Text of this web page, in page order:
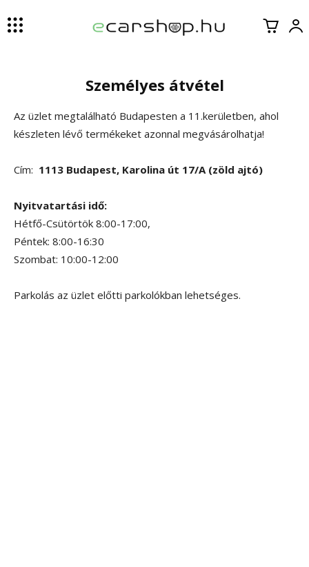
Személyes átvétel
Az üzlet megtalálható Budapesten a 11.kerületben, ahol
készleten lévő termékeket azonnal megvásárolhatja!
Cím: 1113 Budapest, Karolina út 17/A (zöld ajtó)
Nyitvatartási idő:
Hétfő-Csütörtök 8:00-17:00,
Péntek: 8:00-16:30
Szombat: 10:00-12:00
Parkolás az üzlet előtti parkolókban lehetséges.